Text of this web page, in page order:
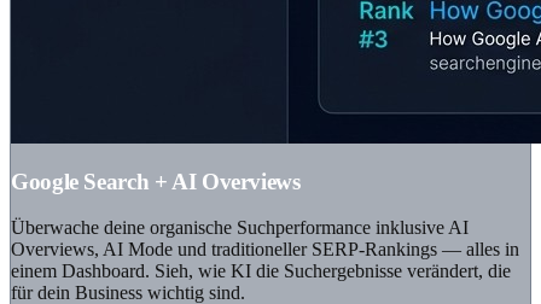
Google Search + AI Overviews
Überwache deine organische Suchperformance inklusive AI
Overviews, AI Mode und traditioneller SERP-Rankings — alles in
einem Dashboard. Sieh, wie KI die Suchergebnisse verändert, die
für dein Business wichtig sind.